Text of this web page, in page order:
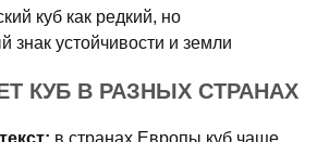
куб как редкий, но
знак устойчивости и земли
КУБ В РАЗНЫХ СТРАНАХ
в странах Европы куб чаще